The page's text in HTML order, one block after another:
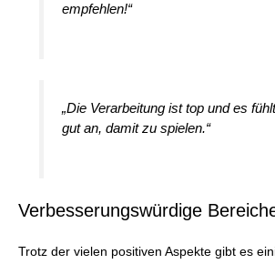
empfehlen!“
„Die Verarbeitung ist top und es
gut an, damit zu spielen.“
Verbesserungswürdige
Trotz der vielen positiven Aspekte gibt es